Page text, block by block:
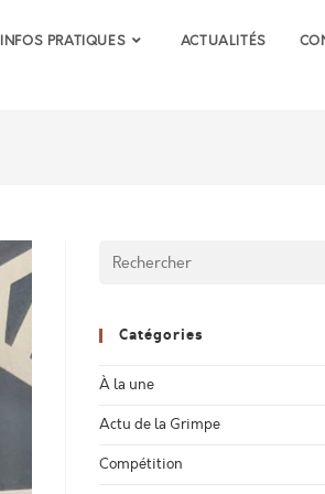
INFOS PRATIQUES ACTUALITÉS
Catégories
À la une
Actu de la Grimpe
Compétition